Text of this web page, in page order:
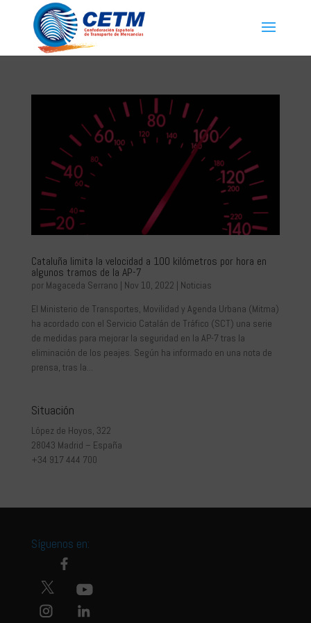
Cataluña limita la velocidad a 100 kilómetros por hora en
algunos tramos de la AP-7
por Magaceda Serrano | Nov 10, 2022 | Noticias
El Ministerio de Transportes, Movilidad y Agenda Urbana (Mitma)
ha acordado con el Servicio Catalán de Tráfico (SCT) una serie
de medidas para mejorar la seguridad en la AP-7 tras la
eliminación de los peajes. Según ha informado en una nota de
prensa, tras la...
Situación
López de Hoyos, 322
28043 Madrid – España
+34 917 444 700
Síguenos en: